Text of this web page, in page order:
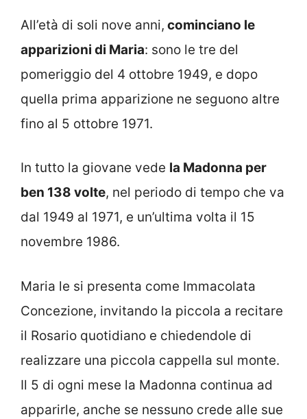
All’età di soli nove anni, cominciano le
apparizioni di Maria: sono le tre del
pomeriggio del 4 ottobre 1949, e dopo
quella prima apparizione ne seguono altre
fino al 5 ottobre 1971.
In tutto la giovane vede la Madonna per
ben 138 volte, nel periodo di tempo che va
dal 1949 al 1971, e un’ultima volta il 15
novembre 1986.
Maria le si presenta come Immacolata
Concezione, invitando la piccola a recitare
il Rosario quotidiano e chiedendole di
realizzare una piccola cappella sul monte.
Il 5 di ogni mese la Madonna continua ad
apparirle, anche se nessuno crede alle sue